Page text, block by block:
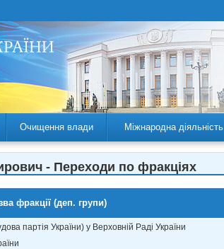
Очищення влади Міжнародна діяльність
- Переходи по фракціях
фракції (деп. групи)
партія України) у Верховній Раді України